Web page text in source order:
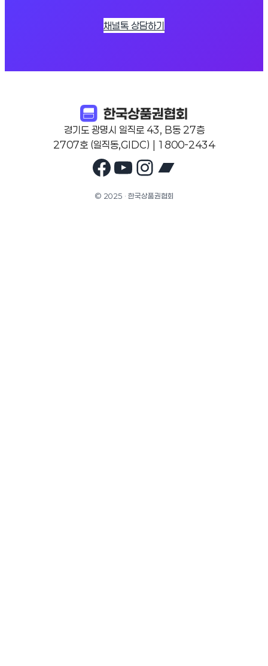
채널톡 상담하기
경기도 광명시 일직로 43, B동 27층
2707호 (일직동,GIDC) | 1800-2434
Facebook
YouTube
Instagram
© 2025 · 한국상품권협회